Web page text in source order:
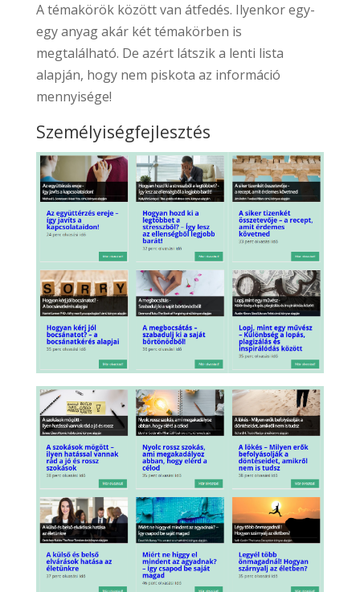
A témakörök között van átfedés. Ilyenkor egy-
egy anyag akár két témakörben is
megtalálható. De azért látszik a lenti lista
alapján, hogy nem piskota az információ
mennyisége!
Személyiségfejlesztés